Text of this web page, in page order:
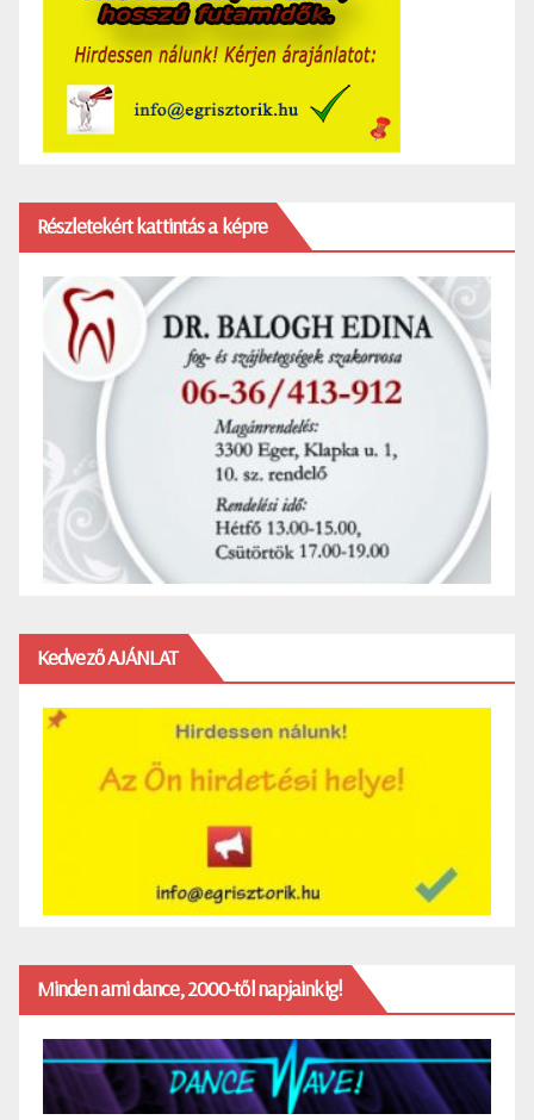
Részletekért kattintás a képre
Kedvező AJÁNLAT
Minden ami dance, 2000-től napjainkig!